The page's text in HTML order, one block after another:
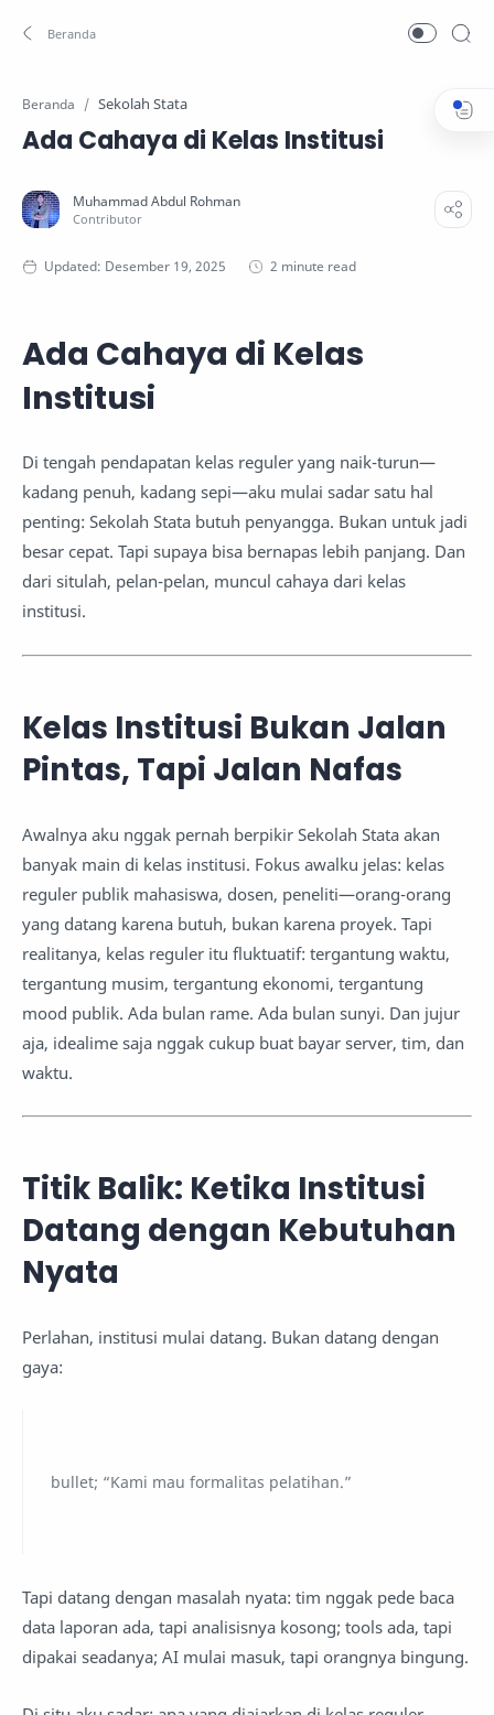
Beranda Sekolah Stata
Ada Cahaya di Kelas Institusi
2 minute read
Ada Cahaya di Kelas
Institusi
Di tengah pendapatan kelas reguler yang naik-turun—
kadang penuh, kadang sepi—aku mulai sadar satu hal
penting: Sekolah Stata butuh penyangga. Bukan untuk jadi
besar cepat. Tapi supaya bisa bernapas lebih panjang. Dan
dari situlah, pelan-pelan, muncul cahaya dari kelas
institusi.
Kelas Institusi Bukan Jalan
Pintas, Tapi Jalan Nafas
Awalnya aku nggak pernah berpikir Sekolah Stata akan
banyak main di kelas institusi. Fokus awalku jelas: kelas
reguler publik mahasiswa, dosen, peneliti—orang-orang
yang datang karena butuh, bukan karena proyek. Tapi
realitanya, kelas reguler itu fluktuatif: tergantung waktu,
tergantung musim, tergantung ekonomi, tergantung
mood publik. Ada bulan rame. Ada bulan sunyi. Dan jujur
aja, idealime saja nggak cukup buat bayar server, tim, dan
waktu.
Titik Balik: Ketika Institusi
Datang dengan Kebutuhan
Nyata
Perlahan, institusi mulai datang. Bukan datang dengan
gaya:
bullet; “Kami mau formalitas pelatihan.”
Tapi datang dengan masalah nyata: tim nggak pede baca
data laporan ada, tapi analisisnya kosong; tools ada, tapi
dipakai seadanya; AI mulai masuk, tapi orangnya bingung.